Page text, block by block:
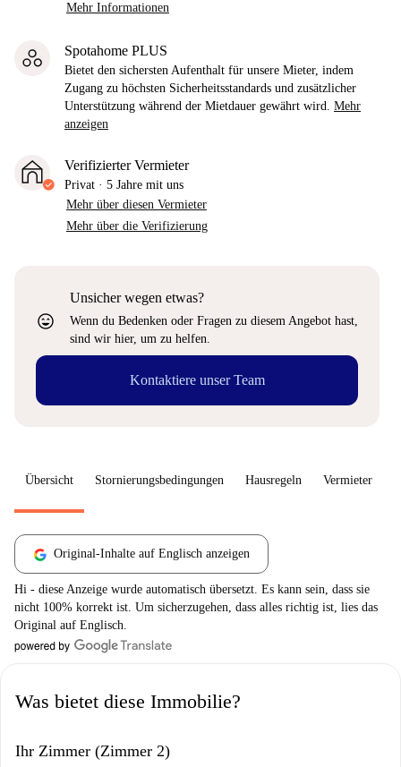
Mehr Informationen
Spotahome PLUS
Bietet den sichersten Aufenthalt für unsere Mieter, indem
Zugang zu höchsten Sicherheitsstandards und zusätzlicher
Unterstützung während der Mietdauer gewährt wird. Mehr
anzeigen
Verifizierter Vermieter
Privat · 5 Jahre mit uns
Mehr über diesen Vermieter
Mehr über die Verifizierung
sentiment_very_satisfied
Unsicher wegen etwas?
Wenn du Bedenken oder Fragen zu diesem Angebot hast,
sind wir hier, um zu helfen.
Kontaktiere unser Team
Übersicht Stornierungsbedingungen Hausregeln Vermieter
Original-Inhalte auf Englisch anzeigen
Hi - diese Anzeige wurde automatisch übersetzt. Es kann sein, dass sie
nicht 100% korrekt ist. Um sicherzugehen, dass alles richtig ist, lies das
Original auf Englisch.
Was bietet diese Immobilie?
Ihr Zimmer (Zimmer 2)